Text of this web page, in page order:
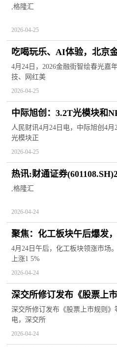
10派2.5元
,格隆汇
2026-04-25
吃喝玩乐、AI体验，北京
幕-今日看点
4月24日，2026金融街智绘春光嘉
技、网红美
2026-04-25
中际旭创：3.2T光模块和
在技术完善和完成客户验
人民财讯4月24日电，中际旭创4
光模块正
2026-04-25
热讯:财通证券
12.50%
,格隆汇
2026-04-24
聚焦：化工板块午后爆发
化工行业ETF易方达（
4月24日午后，化工板块领涨市场
上涨1 5%
2026-04-24
深交所修订发布《股票上
深交所修订发布《股票上市规则》
电，深交所
2026-04-24